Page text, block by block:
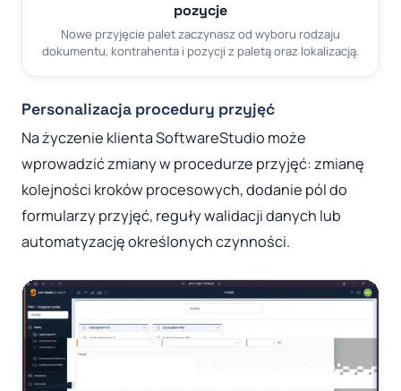
pozycje
Nowe przyjęcie palet zaczynasz od wyboru rodzaju
dokumentu, kontrahenta i pozycji z paletą oraz lokalizacją.
Personalizacja procedury przyjęć
Na życzenie klienta SoftwareStudio może
wprowadzić zmiany w procedurze przyjęć: zmianę
kolejności kroków procesowych, dodanie pól do
formularzy przyjęć, reguły walidacji danych lub
automatyzację określonych czynności.